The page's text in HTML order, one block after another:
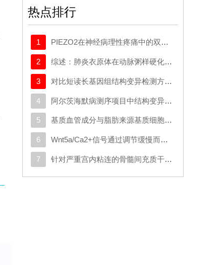
热点排行
1 PIEZO2在神经病理性疼痛中的双重作用：推动外周敏感化并实现机械负荷诱发的镇痛效应
2 综述：肺炎衣原体在动脉粥样硬化中调控多阶段的信号传导网络：从内皮功能紊乱到斑块易损性形成
3 对比短读长基因组结构变异检测方法，凸显了工具组合使用的优势以及图谱基因组比对的较小影响
4 阿尔茨海默病测序项目中结构变异对阿尔茨海默病的影响
5 基质血管成分与脂肪来源基质细胞在细胞辅助脂质移植中的剂量依赖性时空比较
6 Wnt5a/Ca2+信号通过调节缓慢而持续的Ca2+内流来促进肌细胞分化
7 针对严重宫内粘连的骨髓间充质干细胞靶向子宫动脉灌注治疗：一项随机对照试验及探索性转化分析